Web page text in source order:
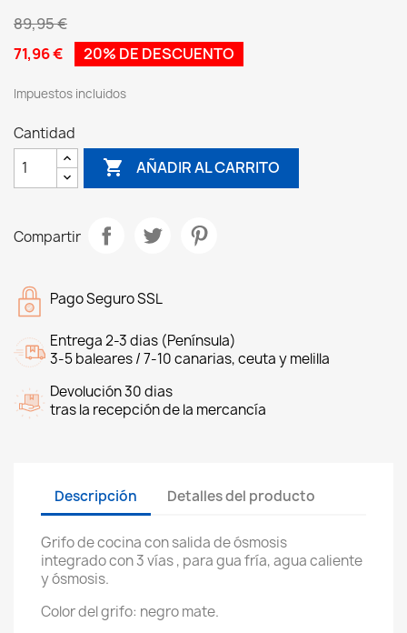
89,95 €
71,96 €
20% DE DESCUENTO
Impuestos incluidos
Cantidad
 AÑADIR AL CARRITO
Compartir
Pago Seguro SSL
Entrega 2-3 dias (Península)
3-5 baleares / 7-10 canarias, ceuta y melilla
Devolución 30 dias
tras la recepción de la mercancía
Descripción Detalles del producto
Grifo de cocina con salida de ósmosis
integrado con 3 vías , para gua fría, agua caliente
y ósmosis.
Color del grifo: negro mate.